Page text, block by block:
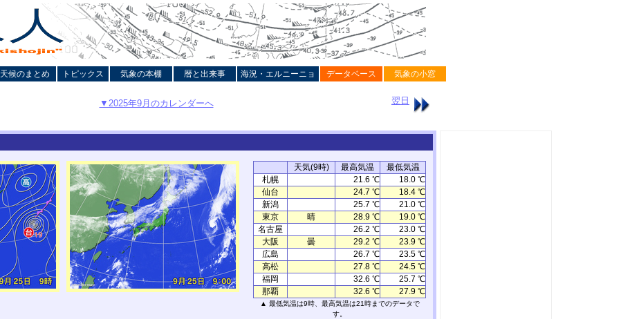
天候のまとめ トピックス 気象の本棚 暦と出来事 海況・エルニーニョ データベース 気象の小窓
翌日
▼2025年9月のカレンダーへ
▲ 最低気温は9時、最高気温は21時までのデータで
す。
天気(9時) 最高気温
最低気温
札幌
21.6 ℃
18.0 ℃
仙台
24.7 ℃
18.4 ℃
新潟
25.7 ℃
21.0 ℃
東京
晴 28.9 ℃
19.0 ℃
名古屋
26.2 ℃
23.0 ℃
大阪
曇 29.2 ℃
23.9 ℃
広島
26.7 ℃
23.5 ℃
高松
27.8 ℃
24.5 ℃
福岡
32.6 ℃
25.7 ℃
那覇
32.6 ℃ 27.9 ℃